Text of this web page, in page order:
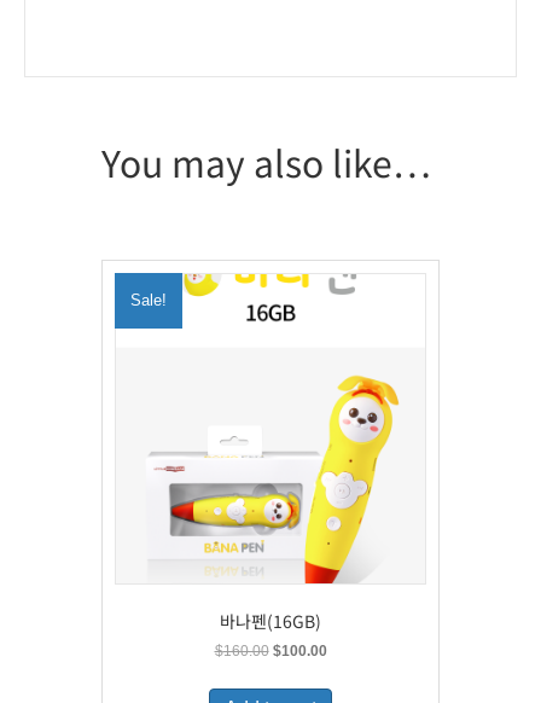
You may also like…
Sale!
바나펜(16GB)
$160.00 Original
was:
$100.00Current
is: